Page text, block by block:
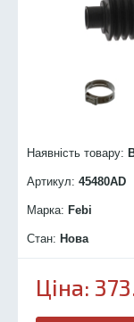
Наявність товару:
Артикул: 45480AD
Марка: Febi
Стан: Нова
Ціна: